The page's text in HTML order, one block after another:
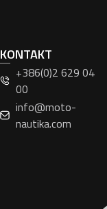
KONTAKT
+386(0)2 629 04
00
info@moto-
nautika.com